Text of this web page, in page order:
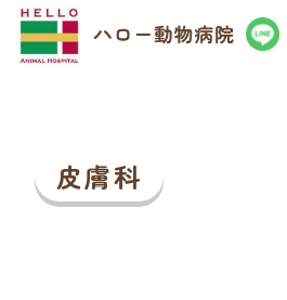
皮膚科